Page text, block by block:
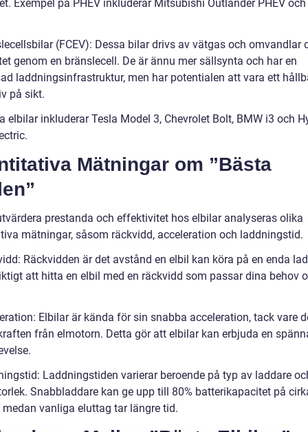
Exempel på PHEV inkluderar Mitsubishi Outlander PHEV
(FCEV): Dessa bilar drivs av vätgas och omvandlar
genom en bränslecell. De är ännu mer sällsynta och har en
laddningsinfrastruktur, men har potentialen att vara ett
på sikt.
elbilar inkluderar Tesla Model 3, Chevrolet Bolt, BMW i3 och
Mätningar om ”Bästa
prestanda och effektivitet hos elbilar analyseras olika
mätningar, såsom räckvidd, acceleration och laddningstid.
Räckvidden är det avstånd en elbil kan köra på en enda
att hitta en elbil med en räckvidd som passar dina behov
Elbilar är kända för sin snabba acceleration, tack vare
från elmotorn. Detta gör att elbilar kan erbjuda en
Laddningstiden varierar beroende på typ av laddare
Snabbladdare kan ge upp till 80% batterikapacitet på
medan vanliga eluttag tar längre tid.